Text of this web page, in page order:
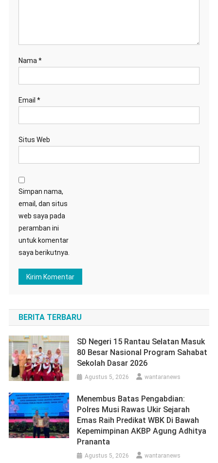
Nama *
Email *
Situs Web
Simpan nama,
email, dan situs
web saya pada
peramban ini
untuk komentar
saya berikutnya.
BERITA TERBARU
SD Negeri 15 Rantau Selatan Masuk
80 Besar Nasional Program Sahabat
Sekolah Dasar 2026
Agustus 5, 2026 wantaranews
Menembus Batas Pengabdian:
Polres Musi Rawas Ukir Sejarah
Emas Raih Predikat WBK Di Bawah
Kepemimpinan AKBP Agung Adhitya
Prananta
Agustus 5, 2026 wantaranews